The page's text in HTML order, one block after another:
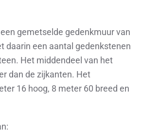
gemetselde gedenkmuur van
daarin een aantal gedenkstenen
Het middendeel van het
dan de zijkanten. Het
16 hoog, 8 meter 60 breed en